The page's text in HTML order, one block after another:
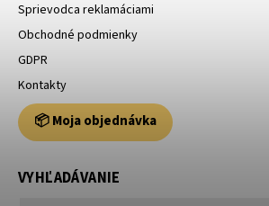
Sprievodca reklamáciami
Obchodné podmienky
GDPR
Kontakty
📦 Moja objednávka
VYHĽADÁVANIE